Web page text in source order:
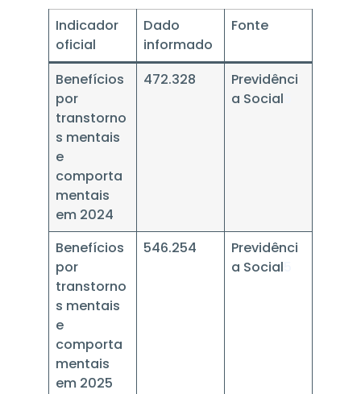
Indicador
oficial
Dado
informado
Fonte
Benefícios
por
transtorno
s mentais
e
comporta
mentais
em 2024
472.328
Previdênci
a Social
Benefícios
por
transtorno
s mentais
e
comporta
mentais
em 2025
546.254
Previdênci
a Social